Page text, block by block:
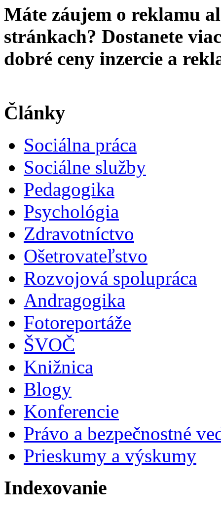
Máte záujem o reklamu
stránkach? Dostanete
dobré ceny inzercie a
Články
Sociálna práca
Sociálne služby
Pedagogika
Psychológia
Zdravotníctvo
Ošetrovateľstvo
Rozvojová spolupráca
Andragogika
Fotoreportáže
ŠVOČ
Knižnica
Blogy
Konferencie
Právo a bezpečnostné
Prieskumy a výskumy
Indexovanie